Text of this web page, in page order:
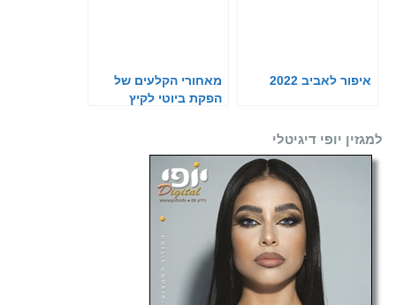
איפור לאביב 2022
מאחורי הקלעים של
הפקת ביוטי לקיץ
למגזין יופי דיגיטלי